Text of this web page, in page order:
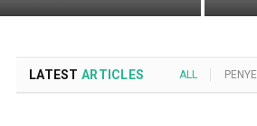
LATEST ARTICLES ALL